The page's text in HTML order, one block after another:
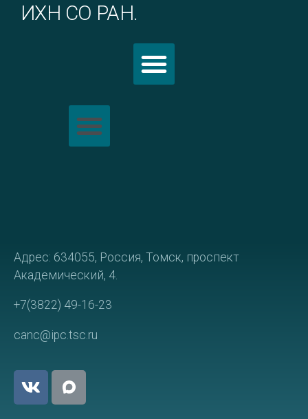
ИХН СО РАН.
Адрес: 634055, Россия, Томск, проспект
Академический, 4.
+7(3822) 49-16-23
canc@ipc.tsc.ru